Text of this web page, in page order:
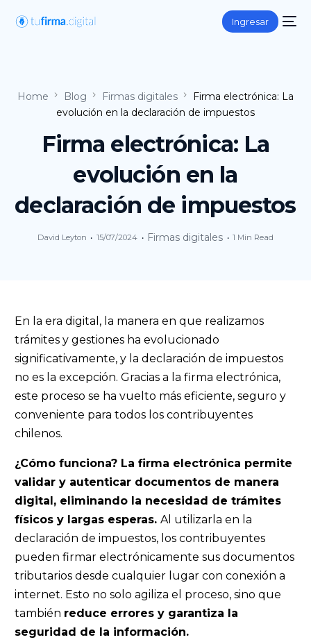
Ingresar
Home Blog Firmas digitales
Firma electrónica: La
evolución en la declaración de impuestos
Firma electrónica: La
evolución en la
declaración de impuestos
David Leyton 15/07/2024 Firmas digitales 1 Min Read
En la era digital, la manera en que realizamos
trámites y gestiones ha evolucionado
significativamente, y la declaración de impuestos
no es la excepción. Gracias a la firma electrónica,
este proceso se ha vuelto más eficiente, seguro y
conveniente para todos los contribuyentes
chilenos.
¿Cómo funciona? La firma electrónica permite
validar y autenticar documentos de manera
digital, eliminando la necesidad de trámites
físicos y largas esperas.Al utilizarla en la
declaración de impuestos, los contribuyentes
pueden firmar electrónicamente sus documentos
tributarios desde cualquier lugar con conexión a
internet. Esto no solo agiliza el proceso, sino que
también reduce errores y garantiza la
seguridad de la información.